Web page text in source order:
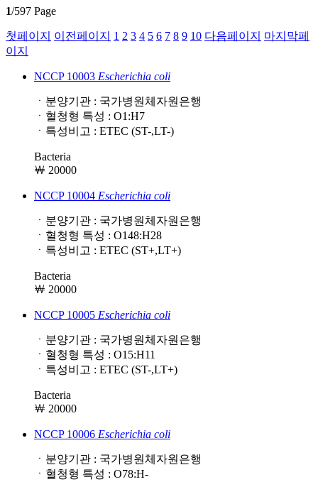
1/597 Page
첫페이지 이전페이지 1 2 3 4 5 6 7 8 9 10 다음페이지
마지막페
이지
NCCP 10003 Escherichia coli
ㆍ분양기관 : 국가병원체자원은행
ㆍ혈청형 특성 : O1:H7
ㆍ특성비고 : ETEC (ST-,LT-)
Bacteria
￦ 20000
NCCP 10004 Escherichia coli
ㆍ분양기관 : 국가병원체자원은행
ㆍ혈청형 특성 : O148:H28
ㆍ특성비고 : ETEC (ST+,LT+)
Bacteria
￦ 20000
NCCP 10005 Escherichia coli
ㆍ분양기관 : 국가병원체자원은행
ㆍ혈청형 특성 : O15:H11
ㆍ특성비고 : ETEC (ST-,LT+)
Bacteria
￦ 20000
NCCP 10006 Escherichia coli
ㆍ분양기관 : 국가병원체자원은행
ㆍ혈청형 특성 : O78:H-